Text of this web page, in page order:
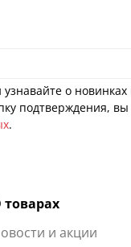
о
подтверждения, вы
.
товарах
и акции